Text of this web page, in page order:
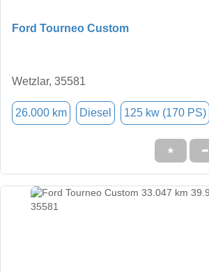
Ford Tourneo Custom
Wetzlar, 35581
26.000 km Diesel 125 kw (170 PS)
★ ➦